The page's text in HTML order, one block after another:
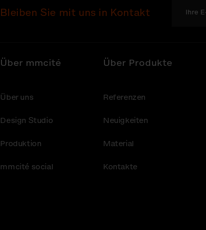
Bleiben Sie mit uns in Kontakt
Über mmcité
Über uns
Design Studio
Produktion
mmcité social
Über Produkte
Referenzen
Neuigkeiten
Material
Kontakte